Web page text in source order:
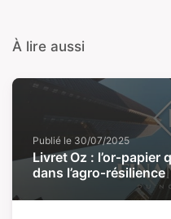
À lire aussi
Publié le 30/07/2025
Livret Oz :
dans l’agro‑résilience